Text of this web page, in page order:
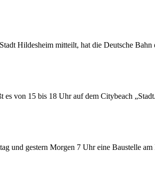
Hildesheim mitteilt, hat die Deutsche Bahn
von 15 bis 18 Uhr auf dem Citybeach
und gestern Morgen 7 Uhr eine Baustelle